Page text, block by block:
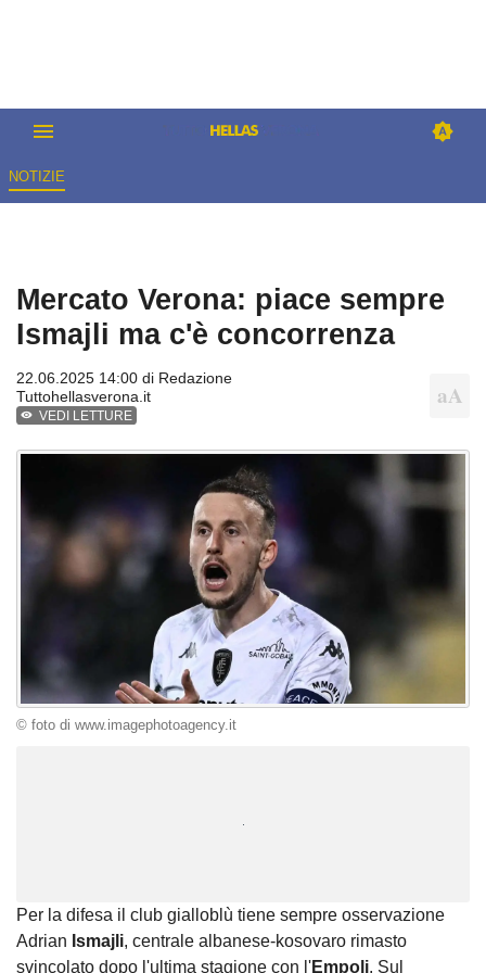
NOTIZIE
Mercato Verona: piace sempre
Ismajli ma c'è concorrenza
22.06.2025 14:00 di Redazione
Tuttohellasverona.it
VEDI LETTURE
© foto di www.imagephotoagency.it
Per la difesa il club gialloblù tiene sempre osservazione
Adrian Ismajli, centrale albanese-kosovaro rimasto
svincolato dopo l'ultima stagione con l'Empoli. Sul